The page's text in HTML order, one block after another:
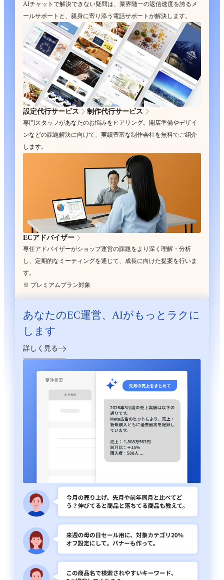
AIチャットで解決できない疑問は、業界随一の返信速度を誇るメ
ールサポートと、親身に寄り添う電話サポートが解決します。
設定代行サービス 制作代行サービス
専門スタッフがあなたのお悩みをヒアリング。開店準備やデザイ
ンなどの課題解決に向けて、実績豊富な制作会社を無料でご紹介
します。
ECアドバイザー
専任アドバイザーがショップ運営の課題をより深く理解・分析
し、定期的なミーティングを通じて、成長に向けた提案を行いま
す。
※ プレミアムプラン対象
あなたのEC運営、 AIがもっとラクに
します
詳しく見る